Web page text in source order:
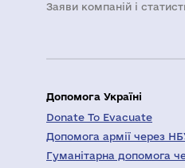
Заяви компаній i
Допомога Україні
Donate To Evacuate
Допомога армії через
Гуманітарна допомога